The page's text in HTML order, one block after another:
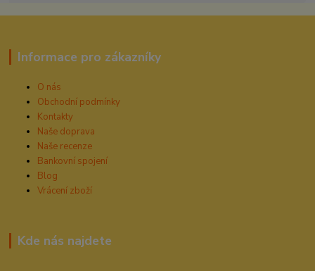
Informace pro zákazníky
O nás
Obchodní podmínky
Kontakty
Naše doprava
Naše recenze
Bankovní spojení
Blog
Vrácení zboží
Kde nás najdete